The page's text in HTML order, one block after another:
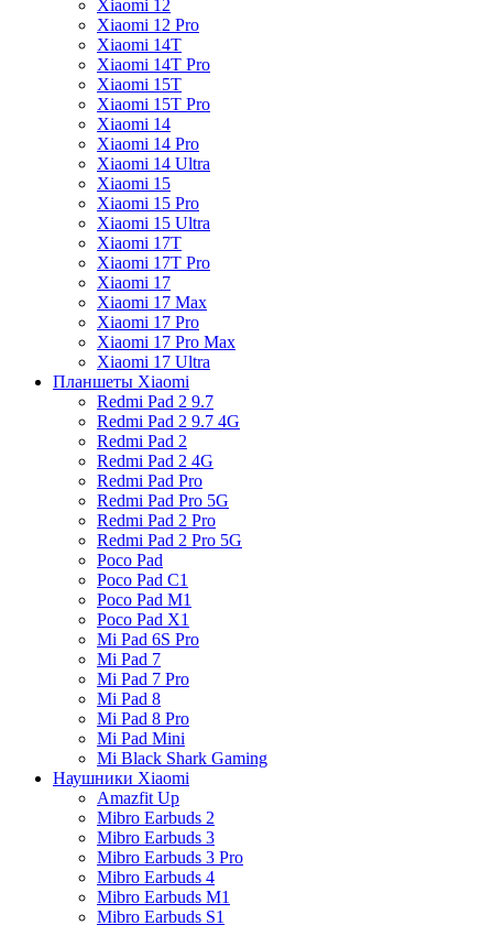
Xiaomi 12
Xiaomi 12 Pro
Xiaomi 14T
Xiaomi 14T Pro
Xiaomi 15T
Xiaomi 15T Pro
Xiaomi 14
Xiaomi 14 Pro
Xiaomi 14 Ultra
Xiaomi 15
Xiaomi 15 Pro
Xiaomi 15 Ultra
Xiaomi 17T
Xiaomi 17T Pro
Xiaomi 17
Xiaomi 17 Max
Xiaomi 17 Pro
Xiaomi 17 Pro Max
Xiaomi 17 Ultra
Планшеты Xiaomi
Redmi Pad 2 9.7
Redmi Pad 2 9.7 4G
Redmi Pad 2
Redmi Pad 2 4G
Redmi Pad Pro
Redmi Pad Pro 5G
Redmi Pad 2 Pro
Redmi Pad 2 Pro 5G
Poco Pad
Poco Pad C1
Poco Pad M1
Poco Pad X1
Mi Pad 6S Pro
Mi Pad 7
Mi Pad 7 Pro
Mi Pad 8
Mi Pad 8 Pro
Mi Pad Mini
Mi Black Shark Gaming
Наушники Xiaomi
Amazfit Up
Mibro Earbuds 2
Mibro Earbuds 3
Mibro Earbuds 3 Pro
Mibro Earbuds 4
Mibro Earbuds M1
Mibro Earbuds S1